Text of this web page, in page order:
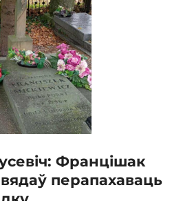
Францішак
перапахаваць